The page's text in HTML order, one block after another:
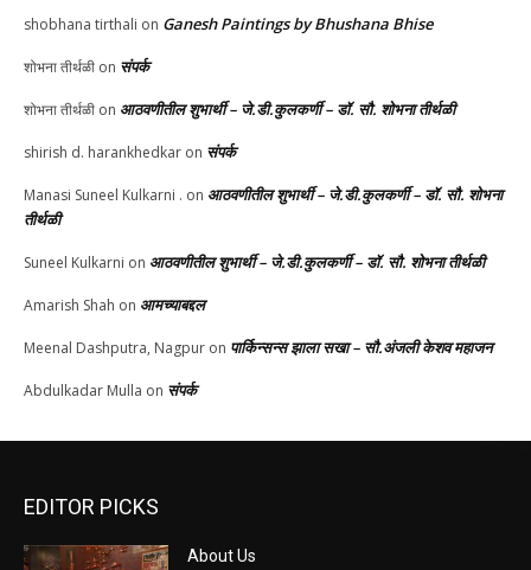
shobhana tirthali on Ganesh Paintings by Bhushana Bhise
शोभना तीर्थळी on संपर्क
शोभना तीर्थळी on आठवणीतील शुभार्थी – जे.डी.कुलकर्णी – डॉ. सौ. शोभना तीर्थळी
shirish d. harankhedkar on संपर्क
Manasi Suneel Kulkarni . on आठवणीतील शुभार्थी – जे.डी.कुलकर्णी – डॉ. सौ. शोभना
तीर्थळी
Suneel Kulkarni on आठवणीतील शुभार्थी – जे.डी.कुलकर्णी – डॉ. सौ. शोभना तीर्थळी
Amarish Shah on आमच्याबद्दल
Meenal Dashputra, Nagpur on पार्किन्सन्स झाला सखा – सौ.अंजली केशव महाजन
Abdulkadar Mulla on संपर्क
EDITOR PICKS
About Us